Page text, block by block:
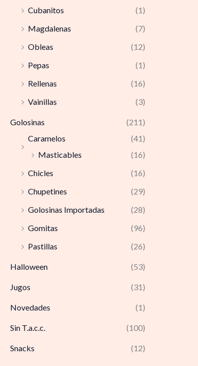
Cubanitos
(1)
Magdalenas
(7)
Obleas
(12)
Pepas
(1)
Rellenas
(16)
Vainillas
(3)
Golosinas
(211)
Caramelos
(41)
Masticables
(16)
Chicles
(16)
Chupetines
(29)
Golosinas Importadas
(28)
Gomitas
(96)
Pastillas
(26)
Halloween (53)
Jugos (31)
Novedades (1)
Sin T.a.c.c. (100)
Snacks (12)